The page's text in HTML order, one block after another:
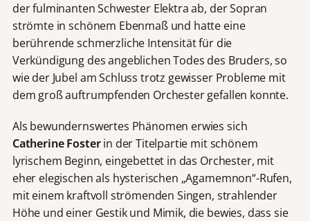
der fulminanten Schwester Elektra ab, der Sopran
strömte in schönem Ebenmaß und hatte eine
berührende schmerzliche Intensität für die
Verkündigung des angeblichen Todes des Bruders, so
wie der Jubel am Schluss trotz gewisser Probleme mit
dem groß auftrumpfenden Orchester gefallen konnte.
Als bewundernswertes Phänomen erwies sich
Catherine Fosterin der Titelpartie mit schönem
lyrischem Beginn, eingebettet in das Orchester, mit
eher elegischen als hysterischen „Agamemnon“-Rufen,
mit einem kraftvoll strömenden Singen, strahlender
Höhe und einer Gestik und Mimik, die bewies, dass sie